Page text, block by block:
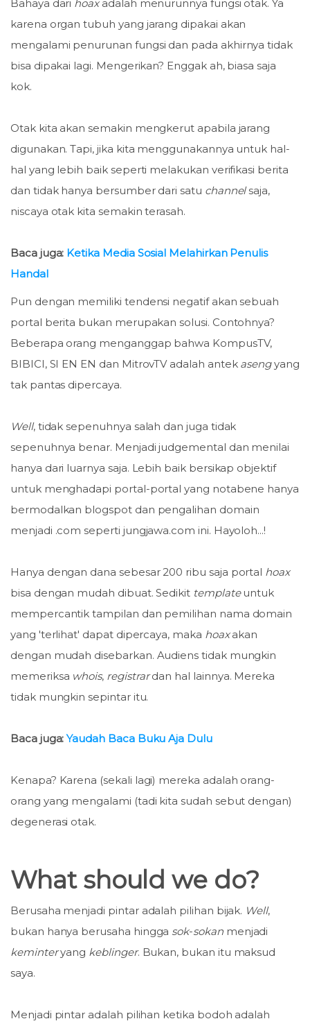
Bahaya dari hoax adalah menurunnya fungsi otak. Ya
karena organ tubuh yang jarang dipakai akan
mengalami penurunan fungsi dan pada akhirnya tidak
bisa dipakai lagi. Mengerikan? Enggak ah, biasa saja
kok.
Otak kita akan semakin mengkerut apabila jarang
digunakan. Tapi, jika kita menggunakannya untuk hal-
hal yang lebih baik seperti melakukan verifikasi berita
dan tidak hanya bersumber dari satu channelsaja,
niscaya otak kita semakin terasah.
Baca juga: Ketika Media Sosial Melahirkan Penulis
Handal
Pun dengan memiliki tendensi negatif akan sebuah
portal berita bukan merupakan solusi. Contohnya?
Beberapa orang menganggap bahwa KompusTV,
BIBICI, SI EN EN dan MitrovTV adalah antek asengyang
tak pantas dipercaya.
Well, tidak sepenuhnya salah dan juga tidak
sepenuhnya benar. Menjadi judgemental dan menilai
hanya dari luarnya saja. Lebih baik bersikap objektif
untuk menghadapi portal-portal yang notabene hanya
bermodalkan blogspot dan pengalihan domain
menjadi .com seperti jungjawa.com ini. Hayoloh...!
Hanya dengan dana sebesar 200 ribu saja portal hoax
bisa dengan mudah dibuat. Sedikit template untuk
mempercantik tampilan dan pemilihan nama domain
yang 'terlihat' dapat dipercaya, maka hoaxakan
dengan mudah disebarkan. Audiens tidak mungkin
memeriksa whois, registrardan hal lainnya. Mereka
tidak mungkin sepintar itu.
Baca juga:Yaudah Baca Buku Aja Dulu
Kenapa? Karena (sekali lagi) mereka adalah orang-
orang yang mengalami (tadi kita sudah sebut dengan)
degenerasi otak.
What should we do?
Berusaha menjadi pintar adalah pilihan bijak. Well,
bukan hanya berusaha hingga sok-sokan menjadi
keminteryang keblinger. Bukan, bukan itu maksud
saya.
Menjadi pintar adalah pilihan ketika bodoh adalah